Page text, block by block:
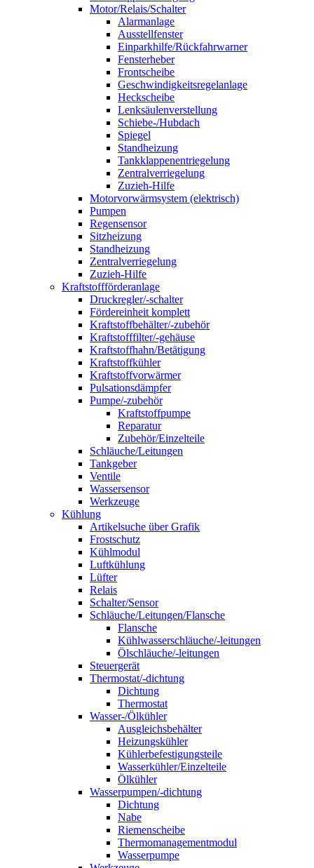
Motor/Relais/Schalter
Alarmanlage
Ausstellfenster
Einparkhilfe/Rückfahrwarner
Fensterheber
Frontscheibe
Geschwindigkeitsregelanlage
Heckscheibe
Lenksäulenverstellung
Schiebe-/Hubdach
Spiegel
Standheizung
Tankklappenentriegelung
Zentralverriegelung
Zuzieh-Hilfe
Motorvorwärmsystem (elektrisch)
Pumpen
Regensensor
Sitzheizung
Standheizung
Zentralverriegelung
Zuzieh-Hilfe
Kraftstoffförderanlage
Druckregler/-schalter
Fördereinheit komplett
Kraftstoffbehälter/-zubehör
Kraftstofffilter/-gehäuse
Kraftstoffhahn/Betätigung
Kraftstoffkühler
Kraftstoffvorwärmer
Pulsationsdämpfer
Pumpe/-zubehör
Kraftstoffpumpe
Reparatur
Zubehör/Einzelteile
Schläuche/Leitungen
Tankgeber
Ventile
Wassersensor
Werkzeuge
Kühlung
Artikelsuche über Grafik
Frostschutz
Kühlmodul
Luftkühlung
Lüfter
Relais
Schalter/Sensor
Schläuche/Leitungen/Flansche
Flansche
Kühlwasserschläuche/-leitungen
Ölschläuche/-leitungen
Steuergerät
Thermostat/-dichtung
Dichtung
Thermostat
Wasser-/Ölkühler
Ausgleichsbehälter
Heizungskühler
Kühlerbefestigungsteile
Wasserkühler/Einzelteile
Ölkühler
Wasserpumpen/-dichtung
Dichtung
Nabe
Riemenscheibe
Thermomanagementmodul
Wasserpumpe